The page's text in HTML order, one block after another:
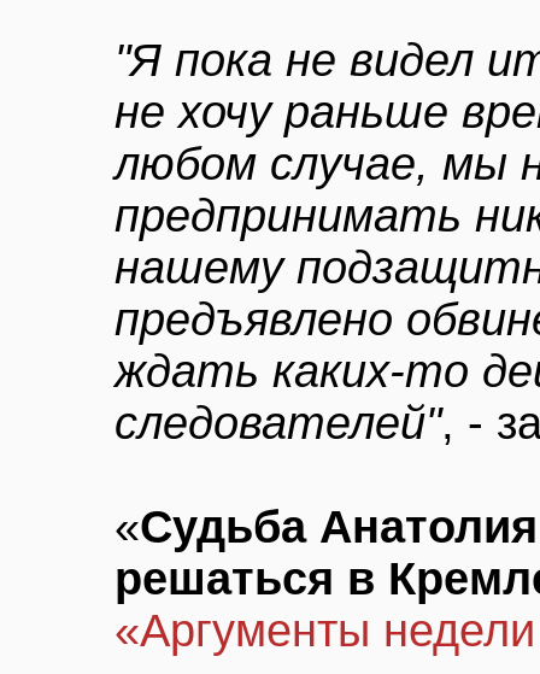
"Я пока не видел
не хочу раньше
любом случае, мы
предпринимать
нашему
предъявлено
ждать каких-то
следователей", -
«Судьба
решаться в
«Аргументы